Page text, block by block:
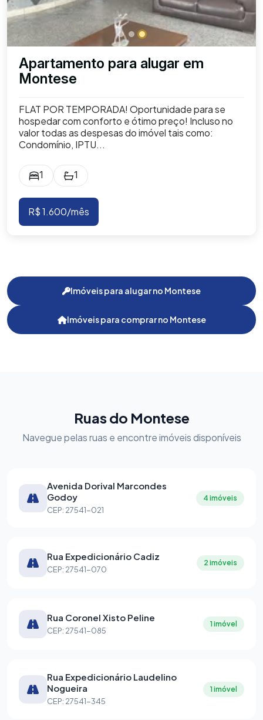
Apartamento para alugar em
Montese
FLAT POR TEMPORADA! Oportunidade para se
hospedar com conforto e ótimo preço! Incluso no
valor todas as despesas do imóvel tais como:
Condomínio, IPTU...
1 1
R$ 1.600/mês
Imóveis para alugar no Montese
Imóveis para comprar no Montese
Ruas do Montese
Navegue pelas ruas e encontre imóveis disponíveis
Avenida Dorival Marcondes
Godoy
CEP: 27541-021
4 imóveis
Rua Expedicionário Cadiz
CEP: 27541-070
2 imóveis
Rua Coronel Xisto Peline
CEP: 27541-085
1 imóvel
Rua Expedicionário Laudelino
Nogueira
CEP: 27541-345
1 imóvel